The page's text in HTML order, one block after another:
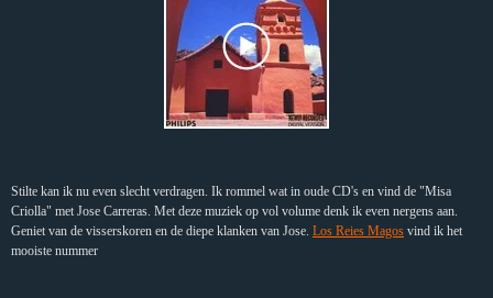
Stilte kan ik nu even slecht verdragen. Ik rommel wat in oude CD's en vind de "Misa
Criolla" met Jose Carreras. Met deze muziek op vol volume denk ik even nergens aan.
Geniet van de visserskoren en de diepe klanken van Jose. Los Reies Magos vind ik het
mooiste nummer